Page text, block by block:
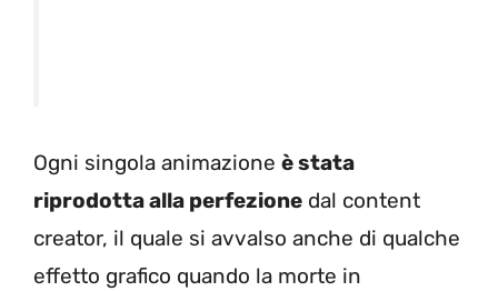
Ogni singola animazione è stata
riprodotta alla perfezione dal content
creator, il quale si avvalso anche di qualche
effetto grafico quando la morte in